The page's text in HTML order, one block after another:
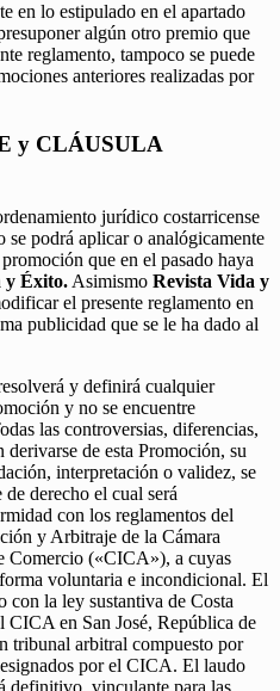
en lo estipulado en el apartado
algún otro premio que
reglamento, tampoco se puede
anteriores realizadas por
y CLÁUSULA
jurídico costarricense
se podrá aplicar o analógicamente
que en el pasado haya
y Éxito. Asimismo Revista Vida y
el presente reglamento en
publicidad que se le ha dado al
y definirá cualquier
y no se encuentre
las controversias, diferencias,
de esta Promoción, su
interpretación o validez, se
derecho el cual será
con los reglamentos del
y Arbitraje de la Cámara
Comercio («CICA»), a cuyas
voluntaria e incondicional. El
con la ley sustantiva de Costa
CICA en San José, República de
tribunal arbitral compuesto por
por el CICA. El laudo
definitivo, vinculante para las